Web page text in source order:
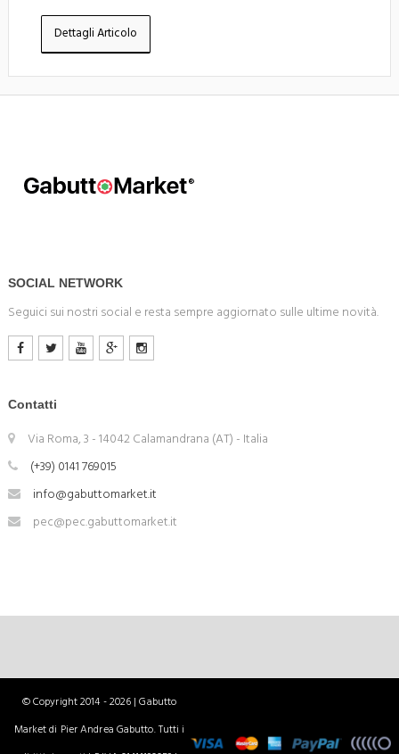
Dettagli Articolo
SOCIAL NETWORK
Seguici sui nostri social e resta sempre aggiornato sulle ultime novità.
Contatti
Via Roma, 3 - 14042 Calamandrana (AT) - Italia
(+39) 0141 769015
info@gabuttomarket.it
pec@pec.gabuttomarket.it
© Copyright 2014 - 2026 | Gabutto
Market di Pier Andrea Gabutto. Tutti i